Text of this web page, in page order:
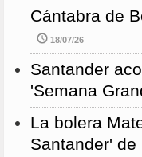
Cántabra de
18/07/26
Santander
'Semana
La bolera
Santander'